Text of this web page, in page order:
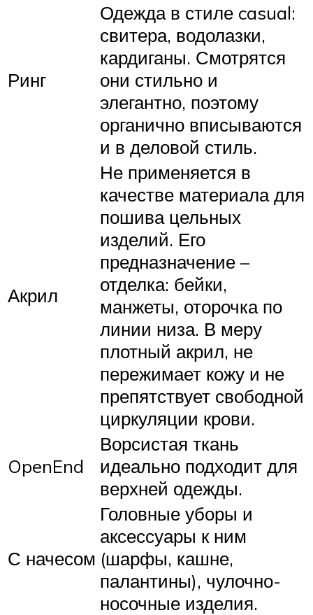
Ринг
Одежда в стиле casual:
свитера, водолазки,
кардиганы. Смотрятся
они стильно и
элегантно, поэтому
органично вписываются
и в деловой стиль.
Акрил
Не применяется в
качестве материала для
пошива цельных
изделий. Его
предназначение –
отделка: бейки,
манжеты, оторочка по
линии низа. В меру
плотный акрил, не
пережимает кожу и не
препятствует свободной
циркуляции крови.
OpenEnd
Ворсистая ткань
идеально подходит для
верхней одежды.
С начесом
Головные уборы и
аксессуары к ним
(шарфы, кашне,
палантины), чулочно-
носочные изделия.